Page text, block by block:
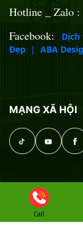
Hotline _ Zalo :
Facebook:
Dịch
Đẹp | ABA
MẠNG XÃ HỘI
Call